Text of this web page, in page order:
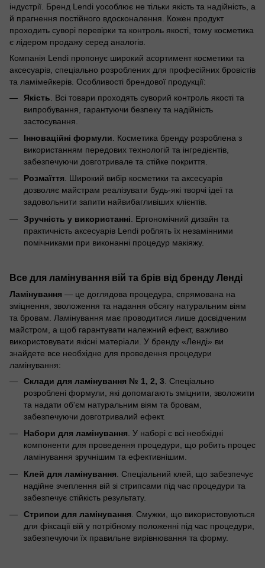
індустрії. Бренд Lendi уособлює не тільки якість та надійність, а
й прагнення постійного вдосконалення. Кожен продукт
проходить суворі перевірки та контроль якості, тому косметика
є лідером продажу серед аналогів.
Компанія Lendi пропонує широкий асортимент косметики та
аксесуарів, спеціально розроблених для професійних бровістів
та ламімейкерів. Особливості брендової продукції:
Якість . Всі товари проходять суворий контроль якості та
випробування, гарантуючи безпеку та надійність
застосування.
Інноваційні формули . Косметика бренду розроблена з
використанням передових технологій та інгредієнтів,
забезпечуючи довготривале та стійке покриття.
Розмаїття. Широкий вибір косметики та аксесуарів
дозволяє майстрам реалізувати будь-які творчі ідеї та
задовольнити запити найвибагливіших клієнтів.
Зручність у використанні . Ергономічний дизайн та
практичність аксесуарів Lendi роблять їх незамінними
помічниками при виконанні процедур макіяжу.
Все для ламінування вій та брів від бренду Ленді
Ламінування — це доглядова процедура, спрямована на
зміцнення, зволоження та надання обсягу натуральним віям
та бровам. Ламінування має проводитися лише досвідченим
майстром, а щоб гарантувати належний ефект, важливо
використовувати якісні матеріали. У бренду «Ленді» ви
знайдете все необхідне для проведення процедури
ламінування:
Склади для ламінування № 1, 2, 3 . Спеціально
розроблені формули, які допомагають зміцнити, зволожити
та надати об'єм натуральним віям та бровам,
забезпечуючи довготривалий ефект.
Набори для ламінування. У наборі є всі необхідні
компоненти для проведення процедури, що робить процес
ламінування зручнішим та ефективнішим.
Клей для ламінування . Спеціальний клей, що забезпечує
надійне зчеплення вій зі стрипсами під час процедури та
забезпечує стійкість результату.
Стрипси для ламінування. Смужки, що використовуються
для фіксації вій у потрібному положенні під час процедури,
забезпечуючи їх правильне вирівнювання та форму.